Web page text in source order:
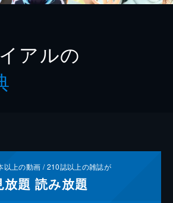
アルの
以上の動画 /210誌以上の雑誌が
放題 読み放題